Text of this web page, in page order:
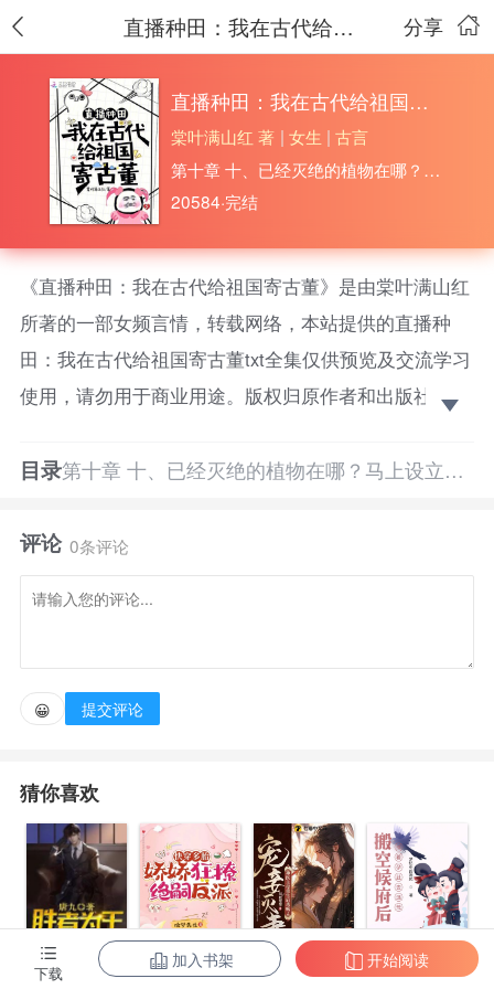
分享
直播种田：我在古代给祖国寄古董
直播种田：我在古代给祖国寄古董
棠叶满山红 著 | 女生 | 古言
第十章 十、已经灭绝的植物在哪？马上设立保护区
20584·完结
《直播种田：我在古代给祖国寄古董》是由棠叶满山红
所著的一部女频言情，转载网络，本站提供的直播种
田：我在古代给祖国寄古董txt全集仅供预览及交流学习
使用，请勿用于商业用途。版权归原作者和出版社所
正版！
播陈绛意外身亡，穿到异世界绑定种田系统开启直
播。 刚到地方，她被打得头破血流。这能忍？直接手
撕极品亲戚，疯狂发癫。 她辛苦做的饭不让吃？很
梦，分家！陈绛把家里闹得天翻地覆，得到茅草屋一
座。虽然破破烂烂，好歹有个栖身之处。 大山是她
经灭绝的植物在哪？马上设立保护区。”动物学家看到
直播：“你居然用石头砸稀有的保护动物？你完了。”考
古学家看到直播：“古、古董？真正的古
董？！” “……”陈绛默默收起石头。诽谤，全是诽谤。
她没打，只是在愉快的玩耍。 植物学家要地址，动物
学家要定位，考古学家已经准备买车票。为祖国做贡
目录 第十章 十、已经灭绝的植物在哪？马上设立保护区
评论 0条评论
😀 提交评论
猜你喜欢
陈东王楠楠
快穿多胎，娇
宠妾灭妻？神
搬空候府后，
下载
加入书架 开始阅读